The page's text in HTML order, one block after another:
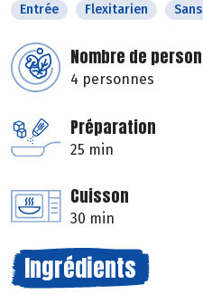
Entrée Flexitarien
Nombre de
4 personnes
Préparation
25 min
Cuisson
30 min
Ingrédients